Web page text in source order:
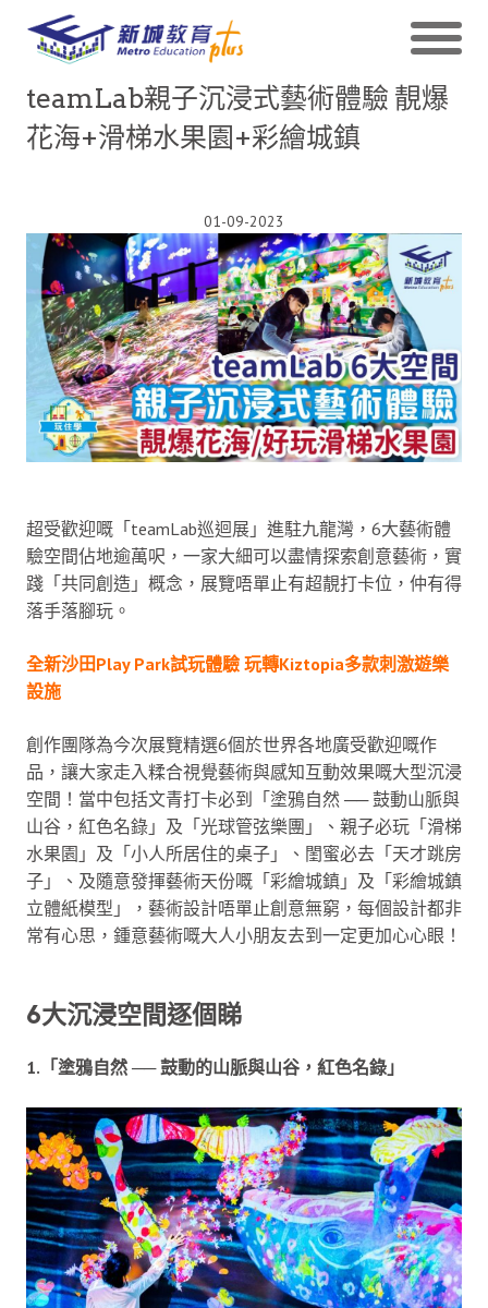
teamLab親子沉浸式藝術體驗 靚爆
花海+滑梯水果園+彩繪城鎮
01-09-2023
超受歡迎嘅「teamLab巡迴展」進駐九龍灣，6大藝術體
驗空間佔地逾萬呎，一家大細可以盡情探索創意藝術，實
踐「共同創造」概念，展覽唔單止有超靚打卡位，仲有得
落手落腳玩。
全新沙田Play Park試玩體驗 玩轉Kiztopia多款刺激遊樂
設施
創作團隊為今次展覽精選6個於世界各地廣受歡迎嘅作
品，讓大家走入糅合視覺藝術與感知互動效果嘅大型沉浸
空間！當中包括文青打卡必到「塗鴉自然 ── 鼓動山脈與
山谷，紅色名錄」及「光球管弦樂團」、親子必玩「滑梯
水果園」及「小人所居住的桌子」、閨蜜必去「天才跳房
子」、及隨意發揮藝術天份嘅「彩繪城鎮」及「彩繪城鎮
立體紙模型」，藝術設計唔單止創意無窮，每個設計都非
常有心思，鍾意藝術嘅大人小朋友去到一定更加心心眼！
6大沉浸空間逐個睇
1.「塗鴉自然 ── 鼓動的山脈與山谷，紅色名錄」